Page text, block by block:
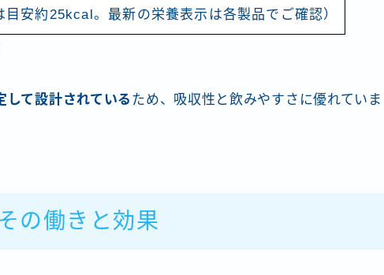
目安約25kcal。最新の栄養表示は各製品でご確認）
て設計されている ため、吸収性と飲みやすさに優れていま
の働きと効果